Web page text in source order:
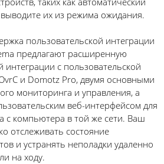
их из режима ожидания.
пользовательской интеграции
предлагают расширенную
интеграции с пользовательской
и Domotz Pro, двумя основными
мониторинга и управления, а
веб-интерфейсом для
с компьютера в той же сети. Ваш
отслеживать состояние
и устранять неполадки удаленно
на ходу.